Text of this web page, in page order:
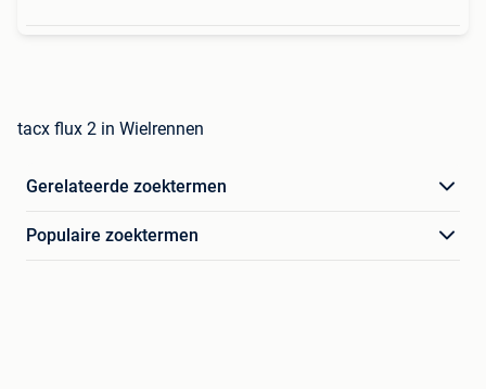
tacx flux 2 in Wielrennen
Gerelateerde zoektermen
Populaire zoektermen